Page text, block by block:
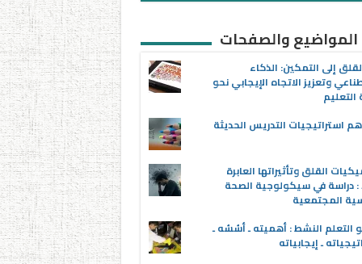
المواضيع والصفحات
إلى التمكين: الذكاء
وتعزيز الاتجاه الإيجابي نحو
استراتيجيات التدريس الحديثة
القلق وتأثيراتها العابرة
: دراسة في سيكولوجية الصحة
المجتمعية
التعلم النشط : أهميته ـ أسُسُه ـ
ـ إيجابياته